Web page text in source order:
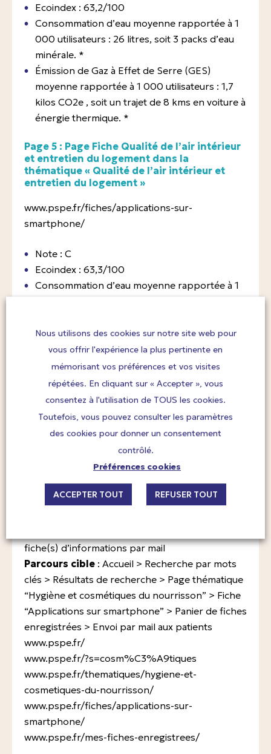
Ecoindex : 63,2/100
Consommation d’eau moyenne rapportée à 1
000 utilisateurs : 26 litres, soit 3 packs d’eau
minérale. *
Émission de Gaz à Effet de Serre (GES)
moyenne rapportée à 1 000 utilisateurs : 1,7
kilos CO2e , soit un trajet de 8 kms en voiture à
énergie thermique. *
Page 5 : Page Fiche Qualité de l’air intérieur
et entretien du logement dans la
thématique « Qualité de l’air intérieur et
entretien du logement »
www.pspe.fr/fiches/applications-sur-
smartphone/
Note : C
Ecoindex : 63,3/100
Consommation d’eau moyenne rapportée à 1
Émission de Gaz à Effet de Serre (GES)
moyenne rapportée à 1 000 utilisateurs : 1,7
kilos CO2e , soit un trajet de 8kms en voiture à
énergie thermique. *
pour 5 parcours utilisateurs sur le site
Parcours 1 : Parcours d’accompagnement
d’une patiente via la recherche par mots
Objectif du parcours :
accompagner une
fiche(s) d’informations par mail
Parcours cible : Accueil > Recherche par mots
clés > Résultats de recherche > Page thématique
“Hygiène et cosmétiques du nourrisson” > Fiche
“Applications sur smartphone” > Panier de fiches
enregistrées > Envoi par mail aux patients
www.pspe.fr/
www.pspe.fr/?s=cosm%C3%A9tiques
www.pspe.fr/thematiques/hygiene-et-
cosmetiques-du-nourrisson/
www.pspe.fr/fiches/applications-sur-
smartphone/
www.pspe.fr/mes-fiches-enregistrees/
Nous utilisons des cookies sur notre site web pour
vous offrir l'expérience la plus pertinente en
mémorisant vos préférences et vos visites
répétées. En cliquant sur « Accepter », vous
consentez à l'utilisation de TOUS les cookies.
Toutefois, vous pouvez consulter les paramètres
des cookies pour donner un consentement
contrôlé.
Préférences cookies
ACCEPTER TOUT REFUSER TOUT